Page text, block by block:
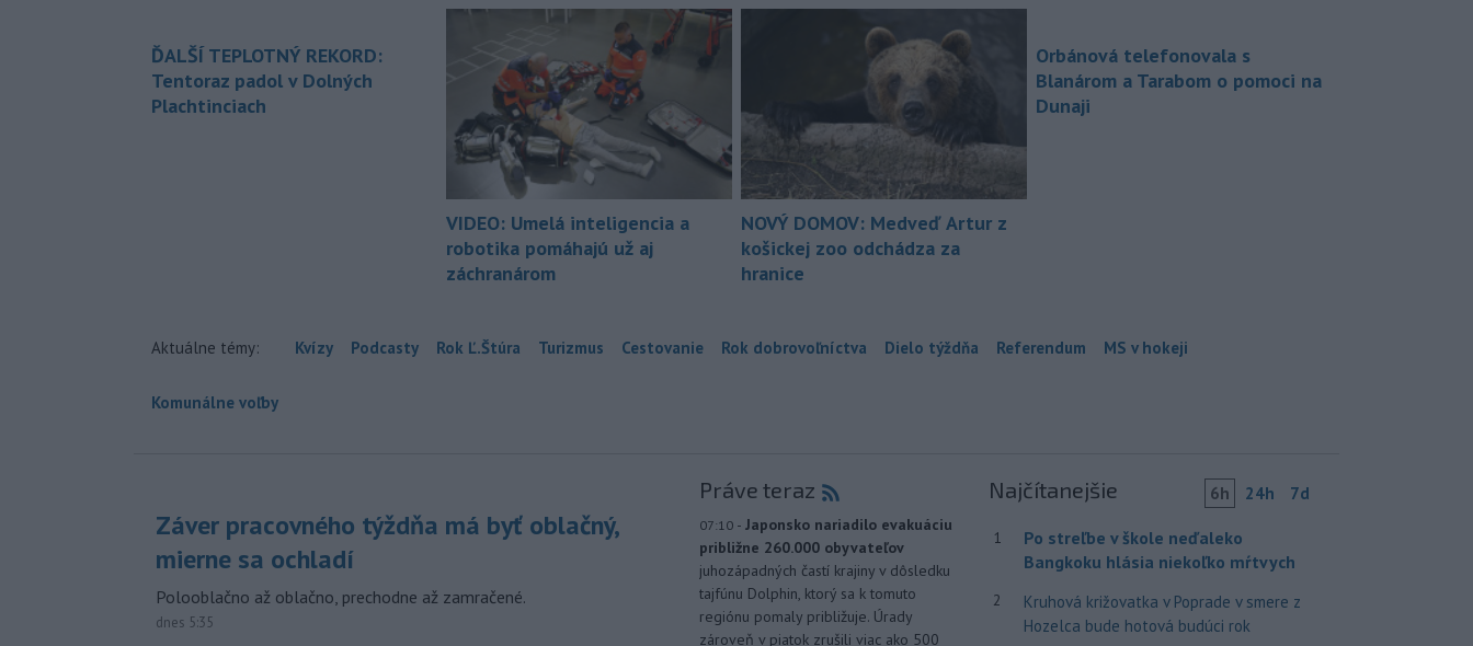
ĎALŠÍ TEPLOTNÝ REKORD:
Tentoraz padol v Dolných
Plachtinciach
VIDEO: Umelá inteligencia a
robotika pomáhajú už aj
záchranárom
NOVÝ DOMOV: Medveď Artur z
košickej zoo odchádza za
hranice
Orbánová telefonovala s
Blanárom a Tarabom o pomoci na
Dunaji
Aktuálne témy: Kvízy Podcasty Rok Ľ.Štúra Turizmus Cestovanie Rok dobrovoľníctva Dielo týždňa Referendum MS v hokeji
Komunálne voľby
Záver pracovného týždňa má byť oblačný,
mierne sa ochladí
Polooblačno až oblačno, prechodne až zamračené.
dnes 5:35
Práve teraz
07:10 - Japonsko nariadilo evakuáciu
približne 260.000 obyvateľov
juhozápadných častí krajiny v dôsledku
tajfúnu Dolphin, ktorý sa k tomuto
regiónu pomaly približuje. Úrady
zároveň v piatok zrušili viac ako 500
Najčítanejšie 6h 24h 7d
1
Po streľbe v škole neďaleko
Bangkoku hlásia niekoľko mŕtvych
2
Kruhová križovatka v Poprade v smere z
Hozelca bude hotová budúci rok